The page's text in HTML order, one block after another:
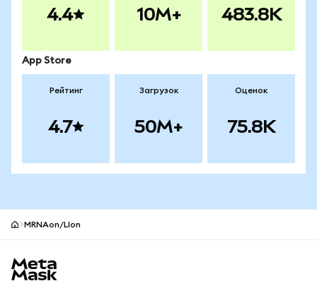
4.4 10M+ 483.8K
App Store
Рейтинг
4.7
Загрузок
50M+
Оценок
75.8K
MRNAon/LIon